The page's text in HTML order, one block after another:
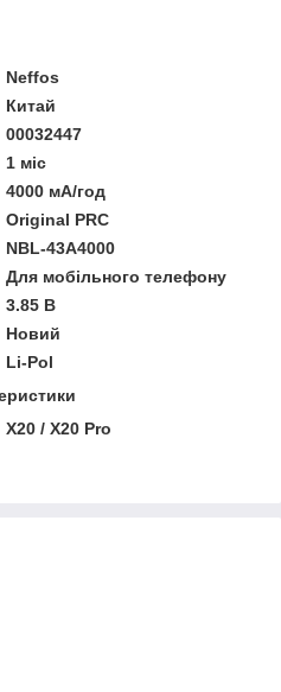
Neffos
Китай
00032447
1 міс
4000 мА/год
Original PRC
NBL-43A4000
Для мобільного телефону
3.85 В
Новий
Li-Pol
X20 / X20 Pro